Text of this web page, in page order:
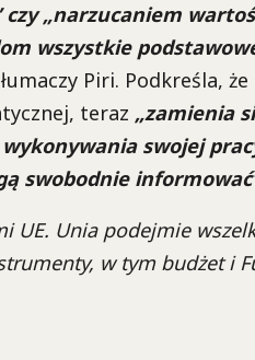
„narzucaniem
wszystkie
Piri. Podkreśla,
teraz „zamienia
swojej
swobodnie
UE. Unia podejmie
w tym budżet i